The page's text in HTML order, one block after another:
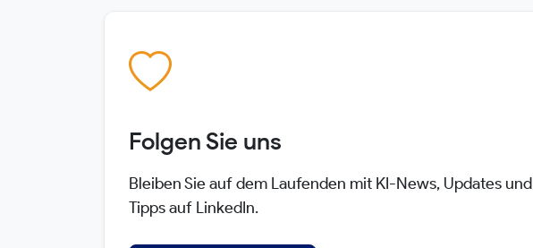
Folgen Sie uns
Bleiben Sie auf dem Laufenden mit KI-News, Updates und
Tipps auf LinkedIn.